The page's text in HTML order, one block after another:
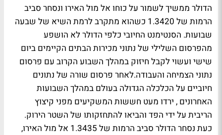
הדולר ממשיך לשמור על כוחו אל מול האירו ונסחר סביב
הרמות של 1.3420 כשהוא מתקרב לרמת השיא של שבעה
שבועות. הסנטימנט החיובי כלפי הדולר לא הושפע
מהפרסום השלילי של נתוני מכירות הבתים הקיימים ביום
שישי ועשוי לקבל חיזוק במהלך השבוע הקרוב עם פרסום
נתוני הצמיחה והעבודה.לאחר פרסום שורה של נתונים
חיוביים על הכלכלה הגדולה בעולם במהלך השבועות
האחרונים , ירדו מעט חששות המשקיעים מפני קיצוץ
הריבית על ידי הפד והביאו להתחזקותו של השטר הירוק.
כעת נסחר הדולר סביב הרמות של 1.3435 אל מול האירו,